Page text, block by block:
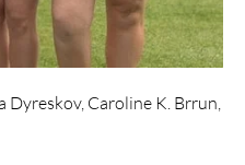
Dyreskov, Caroline K. Brrun,